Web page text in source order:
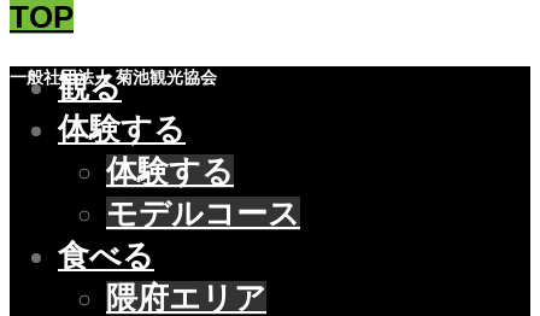
一般社団法人 菊池観光協会
TOP
観る
体験する
体験する
モデルコース
食べる
隈府エリア